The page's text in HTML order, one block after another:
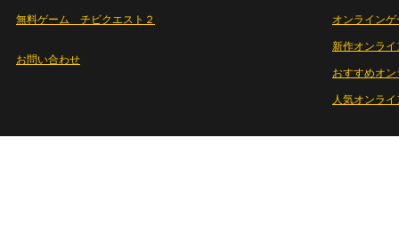
無料ゲーム チビクエスト２
お問い合わせ
オンライン
新作オンライ
おすすめオ
人気オンラ